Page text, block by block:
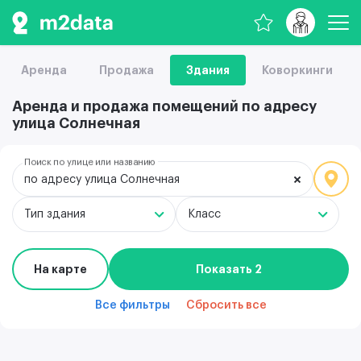
Аренда Продажа Здания Коворкинги
Аренда и продажа помещений по адресу
улица Солнечная
Тип здания Класс
по адресу улица Солнечная
Поиск по улице или названию
На карте Показать 2
Все фильтры Сбросить все